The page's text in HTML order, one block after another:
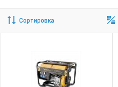
Сортировка